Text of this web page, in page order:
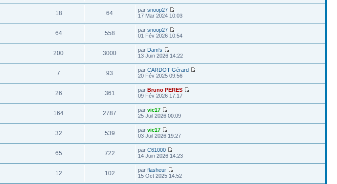
18 64 parsnoop27
17 Mar 2024 10:03
64 558 parsnoop27
01 Fév 2026 10:54
200 3000 par Dam's
13 Juin 2026 14:22
7 93 parCARDOT Gérard
20 Fév 2025 09:56
26 361 parBruno PERES
09 Fév 2026 17:17
164 2787 parvic17
25 Juil 2026 00:09
32 539 parvic17
03 Juil 2026 19:27
65 722 parC61000
14 Juin 2026 14:23
12 102 parflasheur
15 Oct 2025 14:52